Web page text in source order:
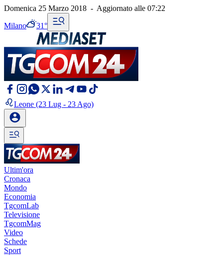
Domenica 25 Marzo 2018 - Aggiornato alle 07:22
Milano 31°
Leone (23 Lug - 23 Ago)
Ultim'ora
Cronaca
Mondo
Economia
TgcomLab
Televisione
TgcomMag
Video
Schede
Sport